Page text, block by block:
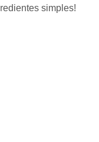
simples!